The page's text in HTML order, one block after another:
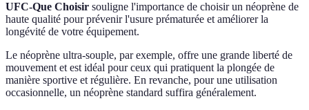
UFC-Que Choisir souligne l'importance de choisir un néoprène de
haute qualité pour prévenir l'usure prématurée et améliorer la
longévité de votre équipement.
Le néoprène ultra-souple, par exemple, offre une grande liberté de
mouvement et est idéal pour ceux qui pratiquent la plongée de
manière sportive et régulière. En revanche, pour une utilisation
occasionnelle, un néoprène standard suffira généralement.